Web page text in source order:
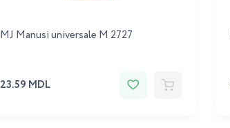
MJ Manusi universale M 2727
23.59 MDL